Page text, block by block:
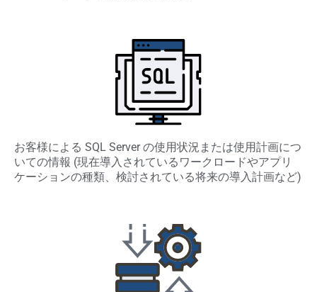
お客様による SQL Server の使用状況または使用計画につ
いての情報 (現在導入されているワークロードやアプリ
ケーションの種類、検討されている将来の導入計画など)